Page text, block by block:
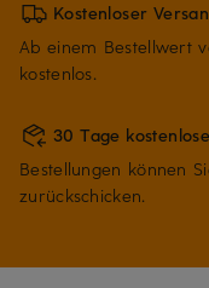
Kostenloser
Ab einem Bestellwert
kostenlos.
30 Tage
Bestellungen können
zurückschicken.